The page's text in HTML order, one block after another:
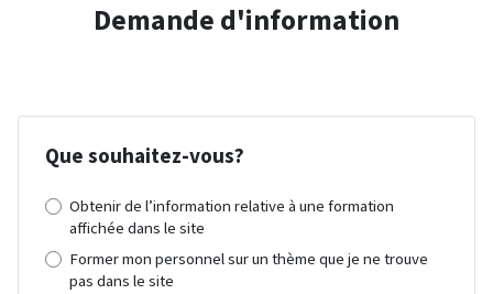
Demande d'information
Que souhaitez-vous?
Obtenir de l’information relative à une formation
affichée dans le site
Former mon personnel sur un thème que je ne trouve
pas dans le site